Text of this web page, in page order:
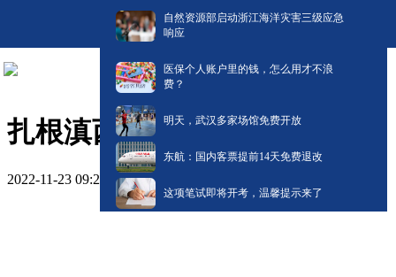
自然资源部启动浙江海洋灾害三级应急
响应
医保个人账户里的钱，怎么用才不浪
费？
明天，武汉多家场馆免费开放
东航：国内客票提前14天免费退改
这项笔试即将开考，温馨提示来了
扎根滇西银龄人
2022-11-23 09:27